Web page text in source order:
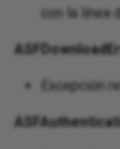
con la línea
Excepción